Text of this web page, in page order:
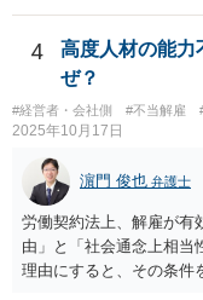
懸念するのであれば、ご
考えを改められるよう進
件を受任して遂行します
なさいな！」が意味す
が、それには弁護士報
せん。 しかし、逆に負
額してもらえるわけでも
め、むしろ他の事件処理
すことはあっても、基
手金をもらうというこ
関係なので、あまり好ま
が切れる可能性があるか
なく、顧問会社のために
略）を踏まえたうえで
4
高度人材の能力
ぜ？
#経営者・会社側 #不当解雇
2025年10月17日
濵門 俊也 弁護士
労働契約法上、解雇が有
由」と「社会通念上相当
理由にすると、その条件